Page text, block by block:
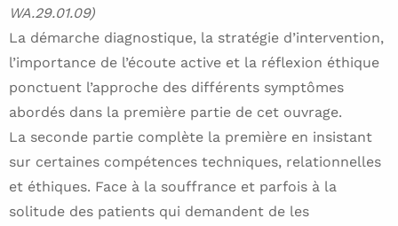
WA.29.01.09)
La démarche diagnostique, la stratégie d’intervention,
l’importance de l’écoute active et la réflexion éthique
ponctuent l’approche des différents symptômes
abordés dans la première partie de cet ouvrage.
La seconde partie complète la première en insistant
sur certaines compétences techniques, relationnelles
et éthiques. Face à la souffrance et parfois à la
solitude des patients qui demandent de les